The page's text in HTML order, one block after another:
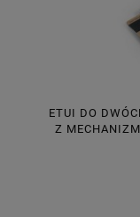
ETUI DO
Z